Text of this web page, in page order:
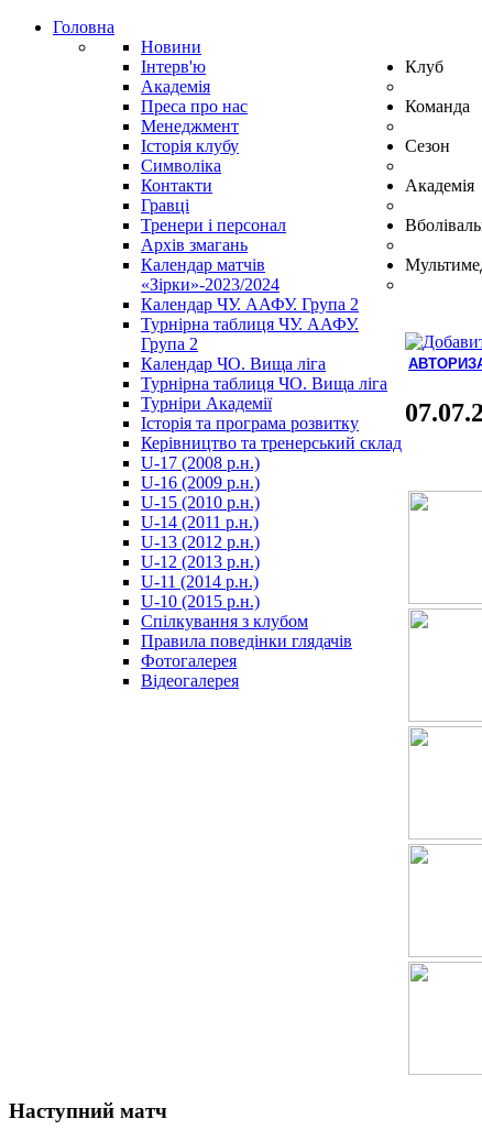
Головна
Новини
Інтерв'ю
Академія
Преса про нас
Клуб
Менеджмент
Історія клубу
Символіка
Контакти
Команда
Гравці
Тренери і персонал
Архів змагань
Сезон
Календар матчів
«Зірки»-2023/2024
Календар ЧУ. ААФУ. Група 2
Турнірна таблиця ЧУ. ААФУ.
Група 2
Календар ЧО. Вища ліга
Турнірна таблиця ЧО. Вища ліга
Академія
Турніри Академії
Історія та програма розвитку
Керівництво та тренерський склад
U-17 (2008 р.н.)
U-16 (2009 р.н.)
U-15 (2010 р.н.)
U-14 (2011 р.н.)
U-13 (2012 р.н.)
U-12 (2013 р.н.)
U-11 (2014 р.н.)
U-10 (2015 р.н.)
Спілкування з клубом
Правила поведінки глядачів
Фотогалерея
Відеогалерея
Наступний матч